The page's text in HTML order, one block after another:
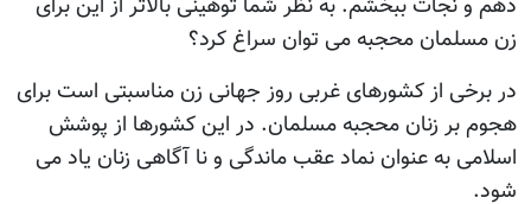
دهم و نجات ببخشم. به نظر شما توهینی بالاتر از این برای
زن مسلمان محجبه می توان سراغ کرد؟
در برخی از کشورهای غربی روز جهانی زن مناسبتی است برای
هجوم بر زنان محجبه مسلمان. در این کشورها از پوشش
اسلامی به عنوان نماد عقب ماندگی و نا آگاهی زنان یاد می
شود.